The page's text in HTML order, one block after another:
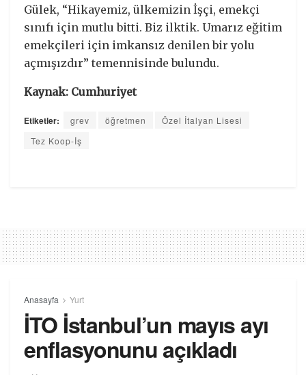
Gülek, “Hikayemiz, ülkemizin İşçi, emekçi
sınıfı için mutlu bitti. Biz ilktik. Umarız eğitim
emekçileri için imkansız denilen bir yolu
açmışızdır” temennisinde bulundu.
Kaynak: Cumhuriyet
Etiketler: grev öğretmen
Özel İtalyan Lisesi
Tez Koop-İş
Anasayfa Yurt
İTO İstanbul’un mayıs ayı
enflasyonunu açıkladı